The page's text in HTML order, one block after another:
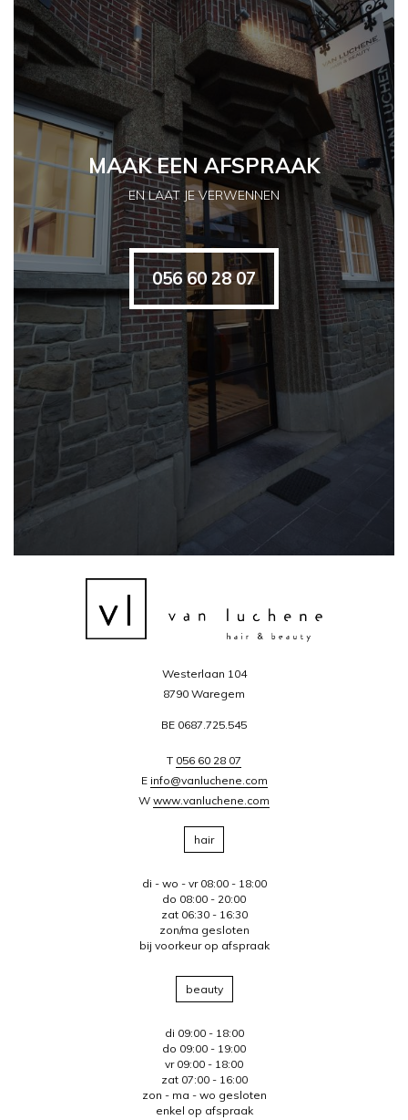
MAAK EEN AFSPRAAK
EN LAAT JE VERWENNEN
056 60 28 07
Westerlaan 104
8790 Waregem
BE 0687.725.545
T 056 60 28 07
E info@vanluchene.com
W www.vanluchene.com
hair
di - wo - vr 08:00 - 18:00
do 08:00 - 20:00
zat 06:30 - 16:30
zon/ma gesloten
bij voorkeur op afspraak
beauty
di 09:00 - 18:00
do 09:00 - 19:00
vr 09:00 - 18:00
zat 07:00 - 16:00
zon - ma - wo gesloten
enkel op afspraak